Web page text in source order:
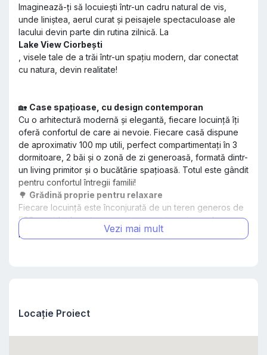
Imaginează-ți să locuiești într-un cadru natural de vis,
unde liniștea, aerul curat și peisajele spectaculoase ale
lacului devin parte din rutina zilnică. La
Lake View Ciorbești
, visele tale de a trăi într-un spațiu modern, dar conectat
cu natura, devin realitate!
🏡 Case spațioase, cu design contemporan
Cu o arhitectură modernă și elegantă, fiecare locuință îți
oferă confortul de care ai nevoie. Fiecare casă dispune
de aproximativ 100 mp utili, perfect compartimentați în 3
dormitoare, 2 băi și o zonă de zi generoasă, formată dintr-
un living primitor și o bucătărie spațioasă. Totul este gândit
pentru confortul întregii familii!
🌳 Grădină proprie pentru relaxare
Fiecare locuință este înconjurată de un teren generos de
500 mp, ideal pentru amenajarea unui spațiu verde sau
pentru activități în aer liber. Terasa acoperită, cu acces
facilitățile orașului, complexul
nevoie pentru o viață echilibrată. Este locul ideal pentru
Locație Proiect